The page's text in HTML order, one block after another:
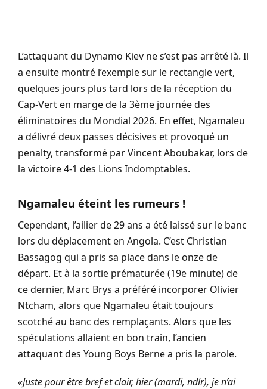
L’attaquant du Dynamo Kiev ne s’est pas arrêté là. Il
a ensuite montré l’exemple sur le rectangle vert,
quelques jours plus tard lors de la réception du
Cap-Vert en marge de la 3ème journée des
éliminatoires du Mondial 2026. En effet, Ngamaleu
a délivré deux passes décisives et provoqué un
penalty, transformé par Vincent Aboubakar, lors de
la victoire 4-1 des Lions Indomptables.
Ngamaleu éteint les rumeurs !
Cependant, l’ailier de 29 ans a été laissé sur le banc
lors du déplacement en Angola. C’est Christian
Bassagog qui a pris sa place dans le onze de
départ. Et à la sortie prématurée (19e minute) de
ce dernier, Marc Brys a préféré incorporer Olivier
Ntcham, alors que Ngamaleu était toujours
scotché au banc des remplaçants. Alors que les
spéculations allaient en bon train, l’ancien
attaquant des Young Boys Berne a pris la parole.
«Juste pour être bref et clair, hier (mardi, ndlr), je n’ai